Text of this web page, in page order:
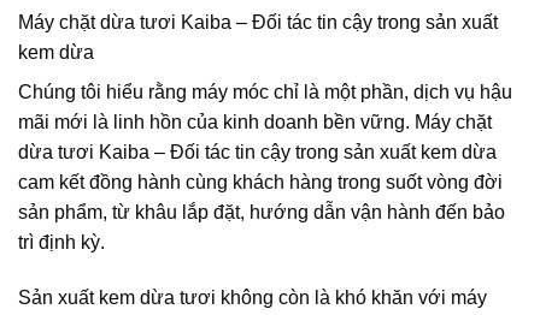
Máy chặt dừa tươi Kaiba – Đối tác tin cậy trong sản xuất
kem dừa
Chúng tôi hiểu rằng máy móc chỉ là một phần, dịch vụ hậu
mãi mới là linh hồn của kinh doanh bền vững. Máy chặt
dừa tươi Kaiba – Đối tác tin cậy trong sản xuất kem dừa
cam kết đồng hành cùng khách hàng trong suốt vòng đời
sản phẩm, từ khâu lắp đặt, hướng dẫn vận hành đến bảo
trì định kỳ.
Sản xuất kem dừa tươi không còn là khó khăn với máy